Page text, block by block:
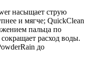
насыщает струю
и мягче; QuickClean
пальца по
расход воды.
до